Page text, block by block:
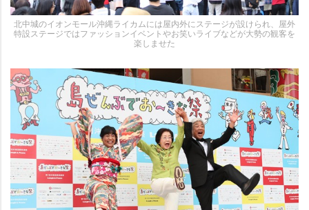
北中城のイオンモール沖縄ライカムには屋内外にステージが設けられ、屋外
特設ステージではファッションイベントやお笑いライブなどが大勢の観客を
楽しませた